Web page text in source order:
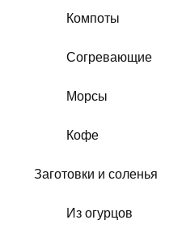
Компоты
Согревающие
Морсы
Кофе
Заготовки и соленья
Из огурцов